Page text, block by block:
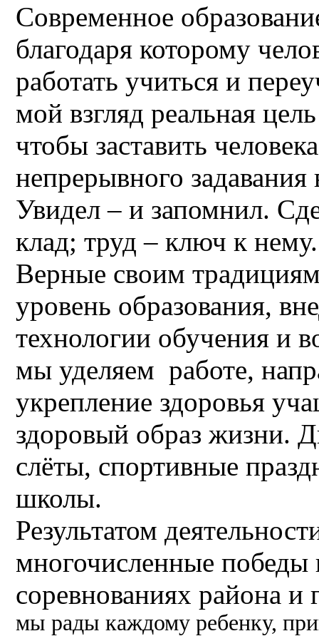
Современное
благодаря которому
работать учиться и
мой взгляд реальная
чтобы заставить
непрерывного
Увидел – и запомнил.
клад; труд – ключ к нему.
Верные своим
уровень образования,
технологии обучения и
мы уделяем работе,
укрепление здоровья
здоровый образ жизни.
слёты, спортивные
школы.
Результатом
многочисленные победы
соревнованиях района и
мы рады каждому ребенку,